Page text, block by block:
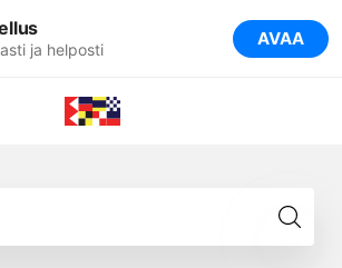
ja helposti AVAA